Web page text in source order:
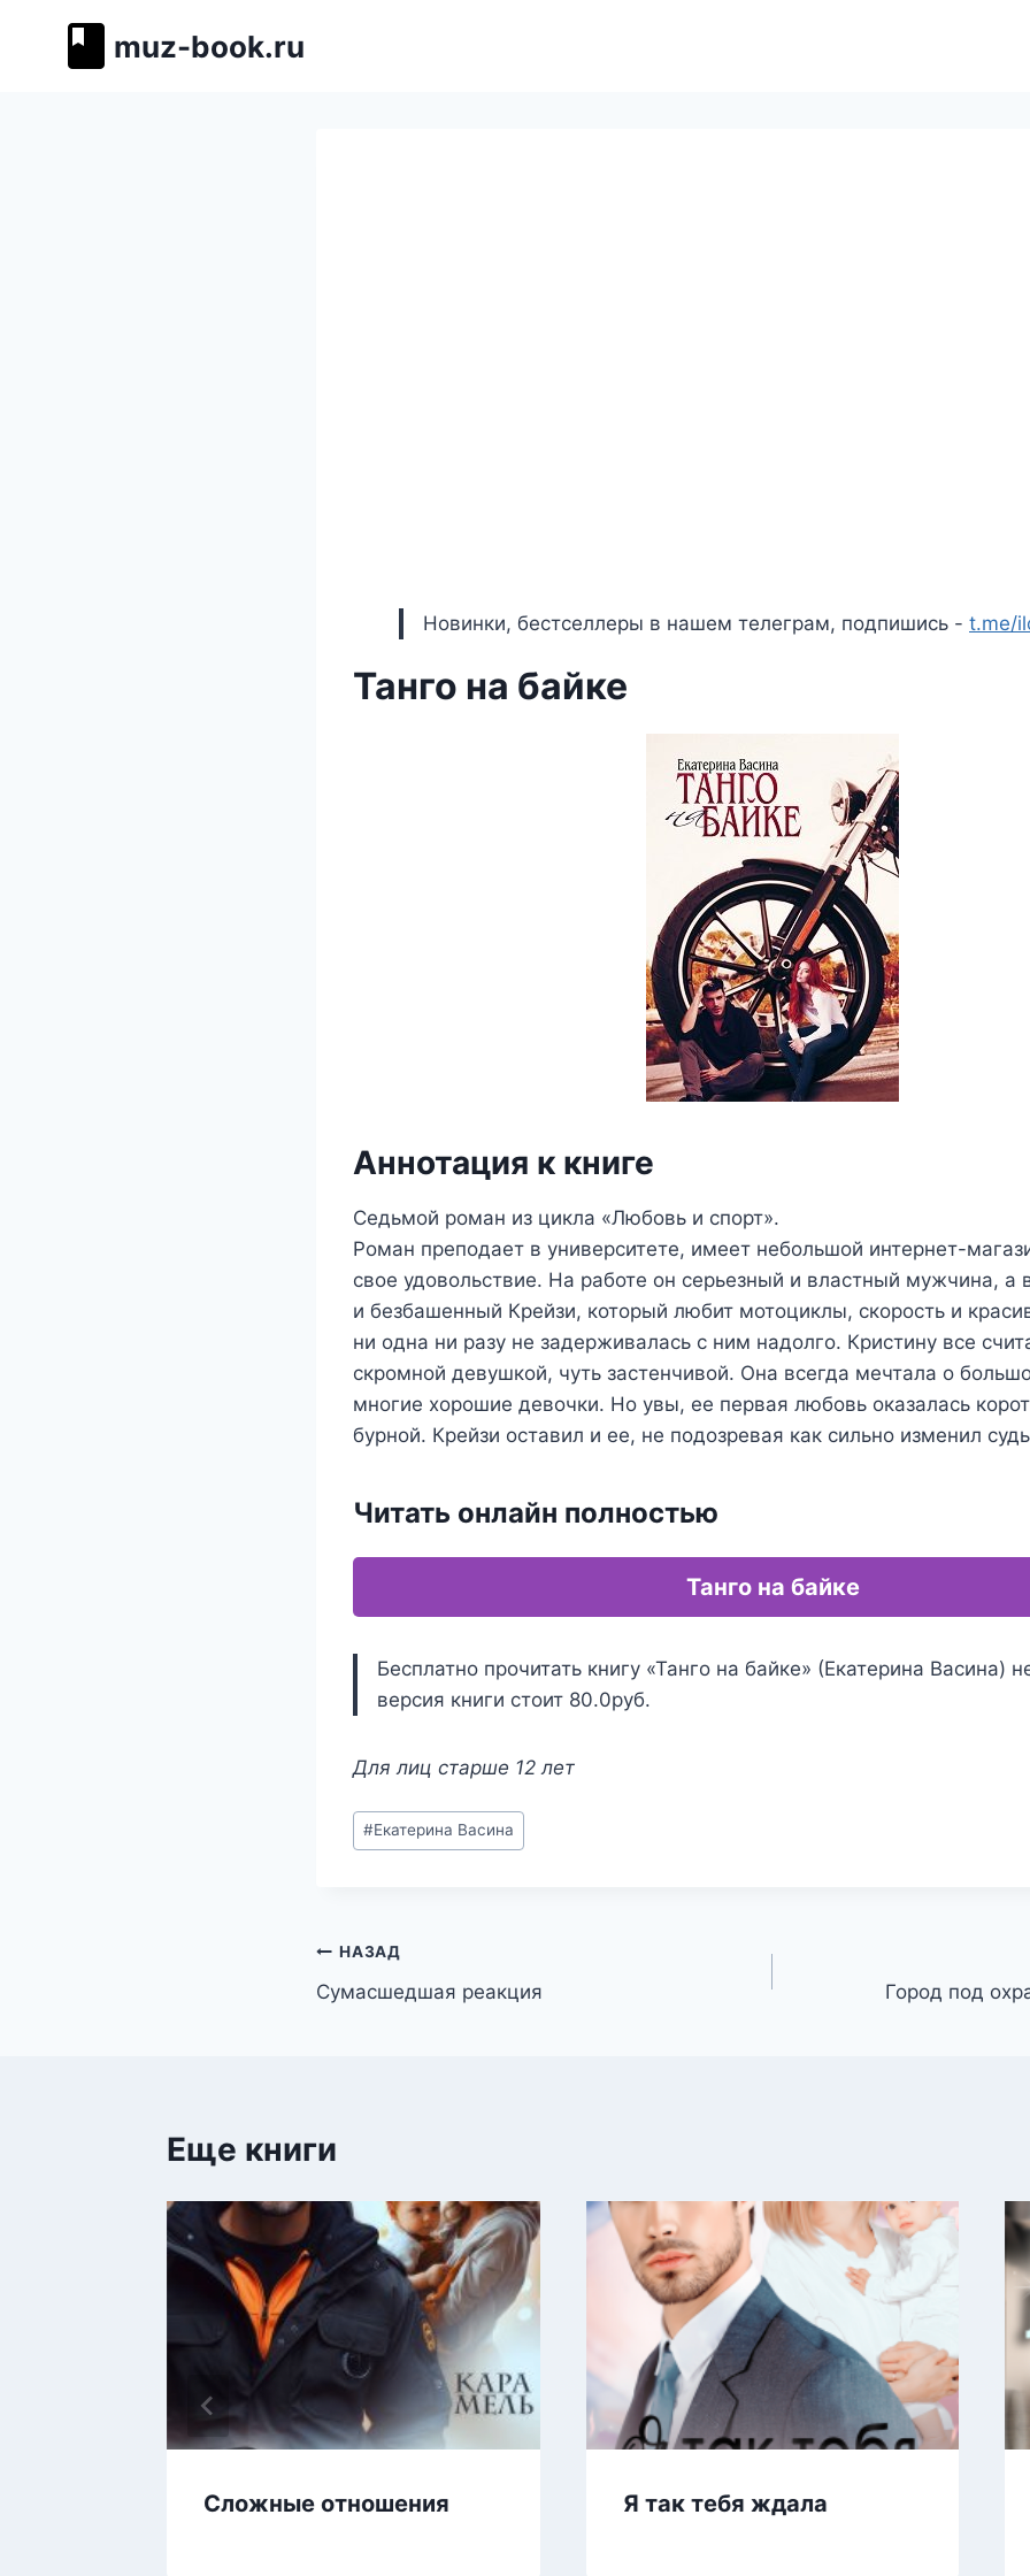
muz-book.ru
Новинки, бестселлеры в нашем телеграм, подпишись - t.me/
Танго на байке
Аннотация к книге
Седьмой роман из цикла «Любовь и спорт».
Роман преподает в университете, имеет небольшой интернет-
свое удовольствие. На работе он серьезный и властный мужчина, а
и безбашенный Крейзи, который любит мотоциклы, скорость и
ни одна ни разу не задерживалась с ним надолго. Кристину все
скромной девушкой, чуть застенчивой. Она всегда мечтала о
многие хорошие девочки. Но увы, ее первая любовь оказалась
бурной. Крейзи оставил и ее, не подозревая как сильно изменил
Читать онлайн полностью
Танго на байке
Бесплатно прочитать книгу «Танго на байке» (Екатерина Васина)
версия книги стоит 80.0руб.
Для лиц старше 12 лет
Метки
записи:
#Екатерина Васина
Навигация
по
НАЗАД
Сумасшедшая реакция Город под
Еще книги
Сложные отношения Я так тебя ждала